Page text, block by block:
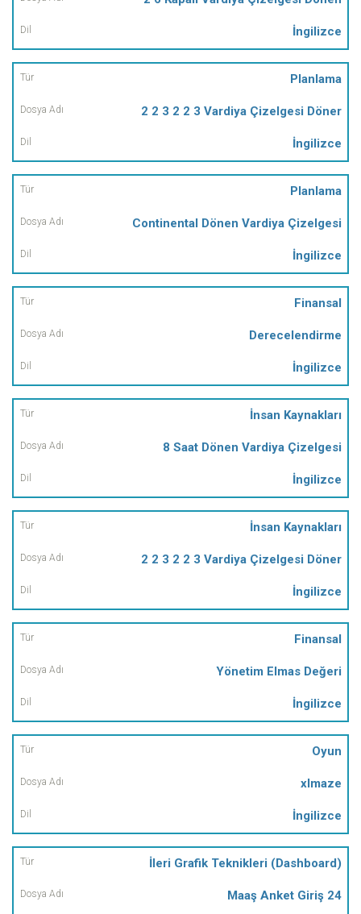
İngilizce
Planlama
2 2 3 2 2 3 Vardiya Çizelgesi Döner
İngilizce
Planlama
Continental Dönen Vardiya Çizelgesi
İngilizce
Finansal
Derecelendirme
İngilizce
İnsan Kaynakları
8 Saat Dönen Vardiya Çizelgesi
İngilizce
İnsan Kaynakları
2 2 3 2 2 3 Vardiya Çizelgesi Döner
İngilizce
Finansal
Yönetim Elmas Değeri
İngilizce
Oyun
xlmaze
İngilizce
İleri Grafik Teknikleri (Dashboard)
Maaş Anket Giriş 24